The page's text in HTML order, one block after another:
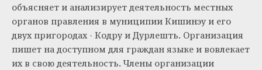
объясняет и анализирует деятельность местных
органов правления в муниципии Кишинэу и его
двух пригородах - Кодру и Дурлешть. Организация
пишет на доступном для граждан языке и вовлекает
их в свою деятельность. Члены организации